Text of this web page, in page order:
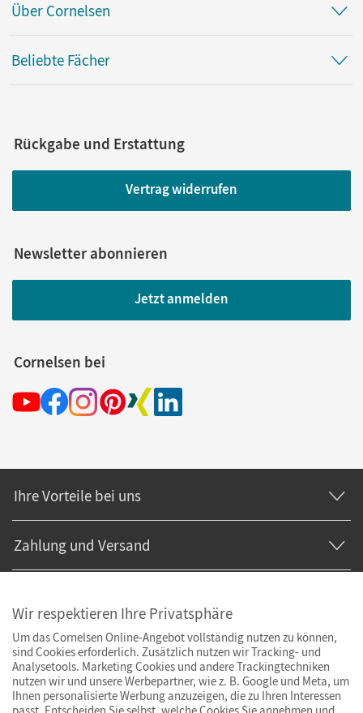
Über Cornelsen
Beliebte Fächer
Rückgabe und Erstattung
Vertrag widerrufen
Newsletter abonnieren
Jetzt anmelden
Cornelsen bei
Ihre Vorteile bei uns
Zahlung und Versand
Wir respektieren Ihre Privatsphäre
Um das Cornelsen Online-Angebot vollständig nutzen zu können,
sind Cookies erforderlich. Zusätzlich nutzen wir Tracking- und
Analysetools. Marketing Cookies und andere Trackingtechniken
nutzen wir und unsere Werbepartner, wie z. B. Google und Meta, um
Ihnen personalisierte Werbung anzuzeigen, die zu Ihren Interessen